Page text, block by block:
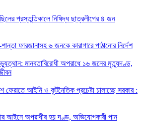
প্রস্তুতিকালে নিষিদ্ধ ছাত্রলীগের ৪ জন
ফারজানাসহ ৬ জনকে কারাগারে পাঠানোর নির্দেশ
মানবতাবিরোধী অপরাধে ১৬ জনের মৃত্যুদণ্ড,
ফেরাতে আইনি ও কূটনৈতিক প্রচেষ্টা চালাচ্ছে সরকার :
আইনে অপরাধীর হয় দণ্ড, অভিযোগকারী পান